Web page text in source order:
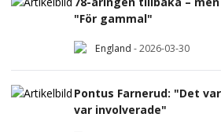
"För gammal"
England -2026-03-30
Pontus Farnerud: "Det
var involverade"